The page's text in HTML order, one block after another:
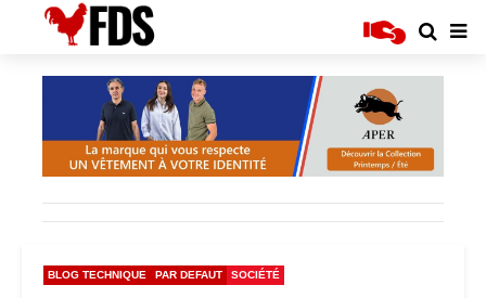
BLOG TECHNIQUE PAR DEFAUT SOCIÉTÉ